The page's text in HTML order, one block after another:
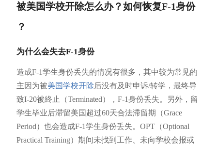
被美国学校开除怎么办？如何恢复F-1身份
？
为什么会失去F-1身份
造成F-1学生身份丢失的情况有很多，其中较为常见的
主因为被美国学校开除后没有及时申诉/转学，最终导
致I-20被終止（Terminated），F-1身份丢失。另外，留
学生毕业后滞留美国超过60天合法滞留期（Grace
Period）也会造成F-1学生身份丢失。OPT（Optional
Practical Training）期间未找到工作、未向学校会报或